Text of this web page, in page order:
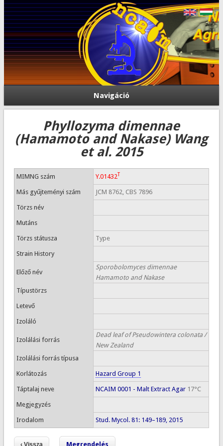
Navigáció
Phyllozyma dimennae
(Hamamoto and Nakase) Wang
et al. 2015
MIMNG szám Y.01432T
Más gyűjteményi szám JCM 8762, CBS 7896
Törzs név
Mutáns
Törzs státusza Type
Strain History
Előző név
Sporobolomyces dimennae
Hamamoto and Nakase
Típustörzs
Letevő
Izoláló
Izolálási forrás
Dead leaf of Pseudowintera colonata /
New Zealand
Izolálási forrás típusa
Korlátozás Hazard Group 1
Táptalaj neve NCAIM 0001 - Malt Extract Agar17°C
Megjegyzés
Irodalom Stud. Mycol. 81: 149–189, 2015
Megrendelés